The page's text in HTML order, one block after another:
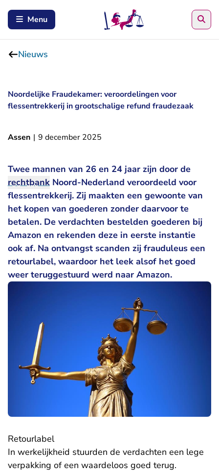
Menu
Nieuws
Noordelijke Fraudekamer: veroordelingen voor
flessentrekkerij in grootschalige refund fraudezaak
Assen | 9 december 2025
Twee mannen van 26 en 24 jaar zijn door de
rechtbank Noord-Nederland veroordeeld voor
flessentrekkerij. Zij maakten een gewoonte van
het kopen van goederen zonder daarvoor te
betalen. De verdachten bestelden goederen bij
Amazon en rekenden deze in eerste instantie
ook af. Na ontvangst scanden zij frauduleus een
retourlabel, waardoor het leek alsof het goed
weer teruggestuurd werd naar Amazon.
Retourlabel
In werkelijkheid stuurden de verdachten een lege
verpakking of een waardeloos goed terug.